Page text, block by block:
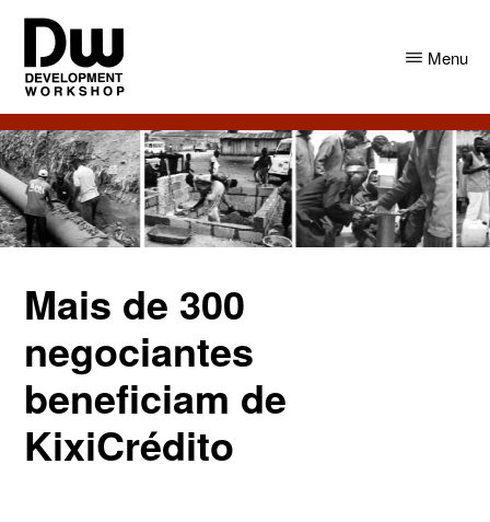
Skip
main
content
Skip
primary
sidebar
DW
Angola
Development
Workshop
Angola
Menu
Mais de 300
negociantes
beneficiam de
KixiCrédito